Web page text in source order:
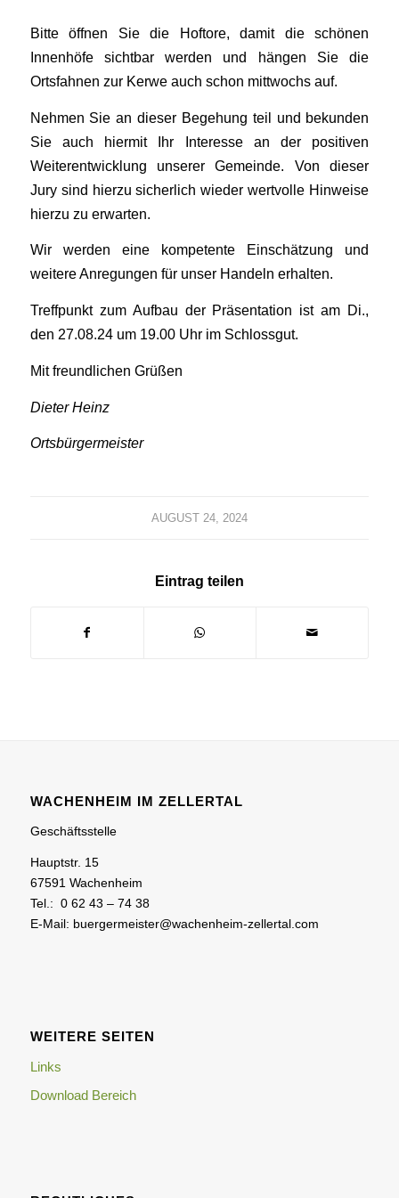
Bitte öffnen Sie die Hoftore, damit die schönen
Innenhöfe sichtbar werden und hängen Sie die
Ortsfahnen zur Kerwe auch schon mittwochs auf.
Nehmen Sie an dieser Begehung teil und bekunden
Sie auch hiermit Ihr Interesse an der positiven
Weiterentwicklung unserer Gemeinde. Von dieser
Jury sind hierzu sicherlich wieder wertvolle Hinweise
hierzu zu erwarten.
Wir werden eine kompetente Einschätzung und
weitere Anregungen für unser Handeln erhalten.
Treffpunkt zum Aufbau der Präsentation ist am Di.,
den 27.08.24 um 19.00 Uhr im Schlossgut.
Mit freundlichen Grüßen
Dieter Heinz
Ortsbürgermeister
AUGUST 24, 2024
Eintrag teilen
WACHENHEIM IM ZELLERTAL
Geschäftsstelle
Hauptstr. 15
67591 Wachenheim
Tel.: 0 62 43 – 74 38
E-Mail: buergermeister@wachenheim-zellertal.com
WEITERE SEITEN
Links
Download Bereich